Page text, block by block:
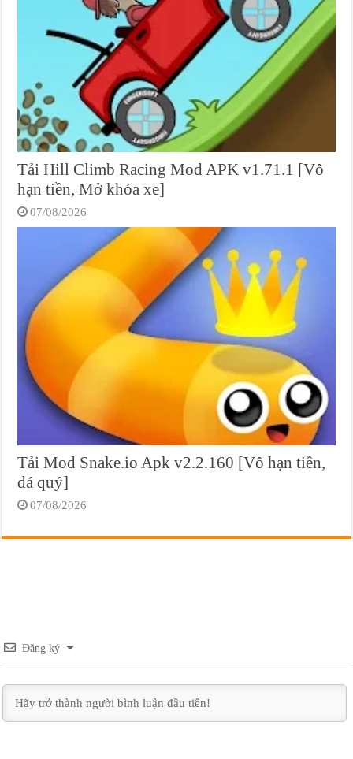
Tải Hill Climb Racing Mod APK v1.71.1 [Vô
hạn tiền, Mở khóa xe]
07/08/2026
Tải Mod Snake.io Apk v2.2.160 [Vô hạn tiền,
đá quý]
07/08/2026
Đăng ký